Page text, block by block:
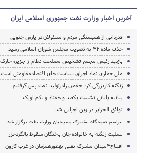
آخرین اخبار وزارت نفت جمهوری اسلامی ایران
قدردانی از همبستگی مردم و مسئولان در پارس جنوبی
حذف ماده 34 به تصویب مجلس شورای اسلامی رسید
بازدید رئیس مجمع تشخیص مصلحت نظام از جزیره خارگ
ملی حفاری نماد اجرای سیاست های اقتصادمقاومتی است
زنگنه کاربزرگی کرد،حق‎مان رادرتولید نفت پس گرفتیم
بیانیه پایانی نشست یکصد و هفتاد و یکم اوپک
توافق الجزایر در وین اجرایی شد
مراسم صبحگاه مشترک بسیجیان وزارت نفت برگزار شد
تسلیت زنگنه به خانواده جان باختگان سقوط بالگردخزر
افتتاح3میدان مشترک نفتی به‎طورهمزمان در غرب کارون